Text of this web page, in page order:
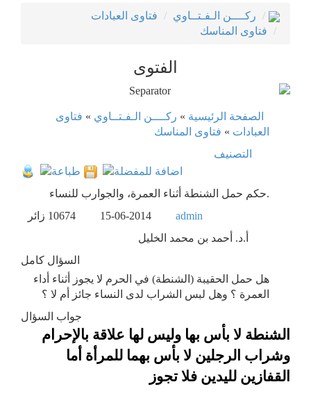
ركــــن الـفـتــاوي
فتاوى العبادات
فتاوى المناسك
الفتوى
الصفحة الرئيسية » ركــــن الـفـتــاوي » فتاوى
العبادات » فتاوى المناسك
التصنيف
حكم حمل الشنطة أثناء العمرة، والجوارب للنساء.
10674 زائر 15-06-2014
admin
أ.د. أحمد بن محمد الخليل
السؤال كامل
هل حمل الحقيبة (الشنطة) في الحرم ﻻ يجوز أثناء أداء
العمرة ؟ وهل لبس الشراب لدى النساء جائز أم ﻻ ؟
جواب السؤال
الشنطة لا بأس بها وليس لها علاقة بالإحرام
وشراب الرجلين لا بأس بهما للمرأة أما
القفازين لليدين فلا تجوز